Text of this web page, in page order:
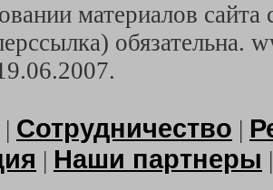
материалов
обязательна.
| Сотрудничество |
| Наши партнеры